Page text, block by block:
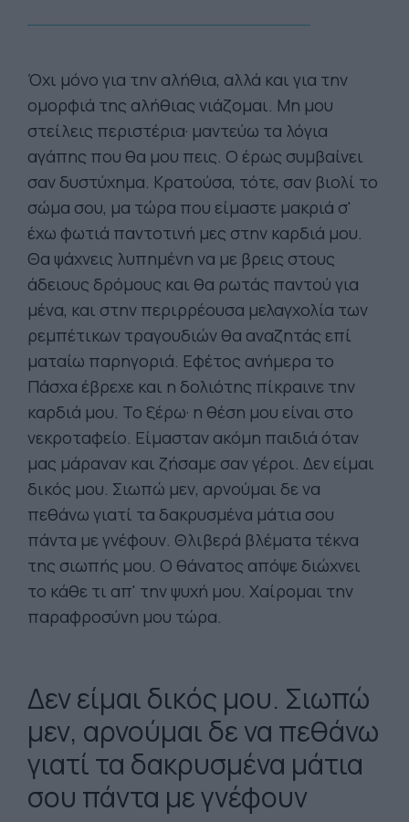
Όχι μόνο για την αλήθια, αλλά και για την
ομορφιά της αλήθιας νιάζομαι. Μη μου
στείλεις περιστέρια· μαντεύω τα λόγια
αγάπης που θα μου πεις. Ο έρως συμβαίνει
σαν δυστύχημα. Κρατούσα, τότε, σαν βιολί το
σώμα σου, μα τώρα που είμαστε μακριά σ'
έχω φωτιά παντοτινή μες στην καρδιά μου.
Θα ψάχνεις λυπημένη να με βρεις στους
άδειους δρόμους και θα ρωτάς παντού για
μένα, και στην περιρρέουσα μελαγχολία των
ρεμπέτικων τραγουδιών θα αναζητάς επί
ματαίω παρηγοριά. Εφέτος ανήμερα το
Πάσχα έβρεχε και η δολιότης πίκραινε την
καρδιά μου. Το ξέρω· η θέση μου είναι στο
νεκροταφείο. Είμασταν ακόμη παιδιά όταν
μας μάραναν και ζήσαμε σαν γέροι. Δεν είμαι
δικός μου. Σιωπώ μεν, αρνούμαι δε να
πεθάνω γιατί τα δακρυσμένα μάτια σου
πάντα με γνέφουν. Θλιβερά βλέματα τέκνα
της σιωπής μου. Ο θάνατος απόψε διώχνει
το κάθε τι απ' την ψυχή μου. Χαίρομαι την
παραφροσύνη μου τώρα.
Δεν είμαι δικός μου. Σιωπώ
μεν, αρνούμαι δε να πεθάνω
γιατί τα δακρυσμένα μάτια
σου πάντα με γνέφουν